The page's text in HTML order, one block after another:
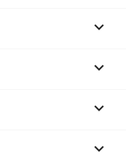


keyboard_arrow_down
